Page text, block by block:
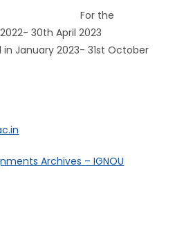
For the
30th April 2023
January 2023- 31st October
Archives – IGNOU